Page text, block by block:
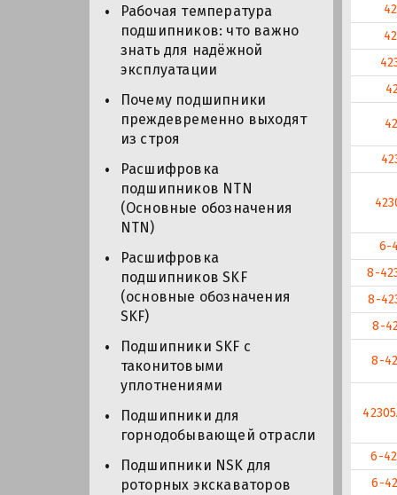
Рабочая температура
подшипников: что важно
знать для надёжной
эксплуатации
Почему подшипники
преждевременно выходят
из строя
Расшифровка
подшипников NTN
(Основные обозначения
NTN)
Расшифровка
подшипников SKF
(основные обозначения
SKF)
Подшипники SKF с
таконитовыми
уплотнениями
Подшипники для
горнодобывающей отрасли
Подшипники NSK для
роторных экскаваторов
6-
8-
8-
8-
8-
6-
6-